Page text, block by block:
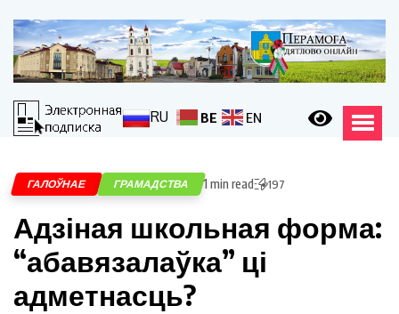
RU BE EN
ГАЛОЎНАЕ ГРАМАДСТВА 1 min read 197
Адзіная школьная форма:
“абавязалаўка” ці
адметнасць?